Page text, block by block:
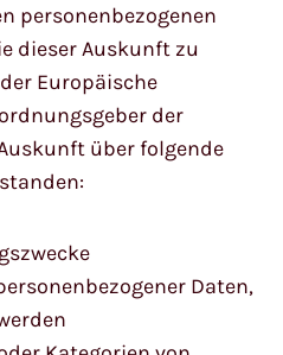
personenbezogenen
dieser Auskunft zu
Europäische
der
über folgende
Daten,